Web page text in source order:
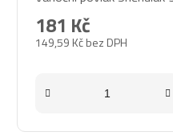
149,59 Kč bez DPH
181 Kč